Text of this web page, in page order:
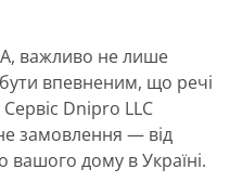
важливо не лише
впевненим, що речі
Сервіс Dnipro LLC
замовлення — від
вашого дому в Україні.